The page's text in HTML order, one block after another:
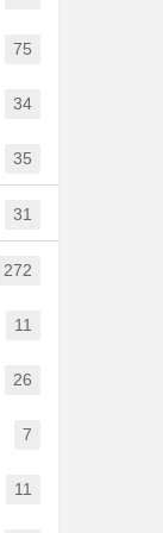
75
34
35
31
272
11
26
7
11